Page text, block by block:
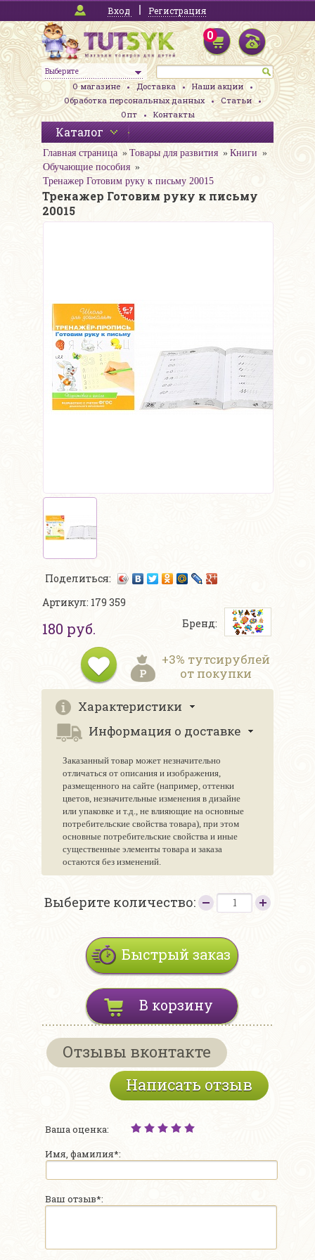
Вход Регистрация
Выберите
0
О магазине Доставка
Наши акции
Обработка персональных данных
Статьи
Опт
Контакты
Каталог
Главная страница Товары для развития
Книги
Обучающие пособия
Тренажер Готовим руку к письму 20015
Тренажер Готовим руку к письму
20015
Поделиться:
Артикул: 179 359
180 руб. Бренд:
+3% тутсирублей
от покупки
Характеристики
Информация о доставке
Заказанный товар может незначительно
отличаться от описания и изображения,
размещенного на сайте (например, оттенки
цветов, незначительные изменения в дизайне
или упаковке и т.д., не влияющие на основные
потребительские свойства товара), при этом
основные потребительские свойства и иные
существенные элементы товара и заказа
остаются без изменений.
Выберите количество:
Быстрый заказ
В корзину
Отзывы вконтакте
Написать отзыв
Ваша оценка:
Имя, фамилия*:
Ваш отзыв*: